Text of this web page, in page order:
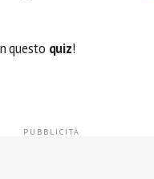
questo quiz!